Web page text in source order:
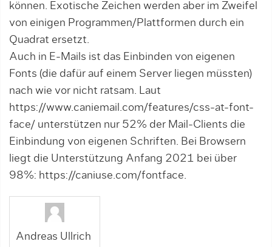
können. Exotische Zeichen werden aber im Zweifel
von einigen Programmen/Plattformen durch ein
Quadrat ersetzt.
Auch in E-Mails ist das Einbinden von eigenen
Fonts (die dafür auf einem Server liegen müssten)
nach wie vor nicht ratsam. Laut
https://www.caniemail.com/features/css-at-font-
face/ unterstützen nur 52% der Mail-Clients die
Einbindung von eigenen Schriften. Bei Browsern
liegt die Unterstützung Anfang 2021 bei über
98%: https://caniuse.com/fontface.
Andreas Ullrich